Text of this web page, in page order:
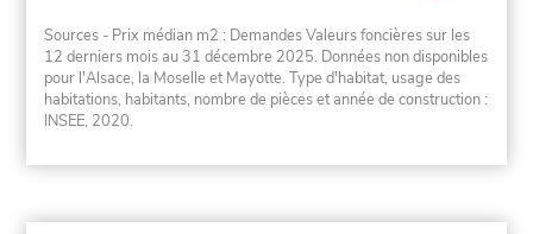
Sources - Prix médian m2 : Demandes Valeurs foncières sur les
12 derniers mois au 31 décembre 2025. Données non disponibles
pour l'Alsace, la Moselle et Mayotte. Type d'habitat, usage des
habitations, habitants, nombre de pièces et année de construction :
INSEE, 2020.